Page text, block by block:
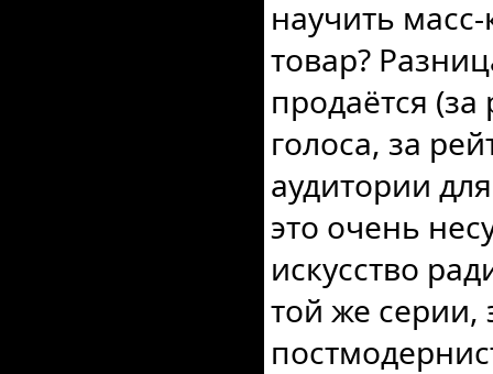
научить масс-
товар?
продаётся
голоса, за
аудитории
это очень
искусство
той же серии,